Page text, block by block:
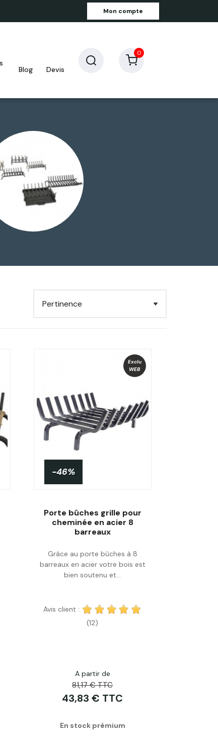
Mon compte
blog devis
0
Exclu
WEB
-46%
Porte bûches grille pour
cheminée en acier 8
barreaux
Grâce au porte bûches à 8
barreaux en acier votre bois est
bien soutenu et...
Avis client :
(12)
A partir de
81,17 € TTC
43,83 € TTC
En stock prémium